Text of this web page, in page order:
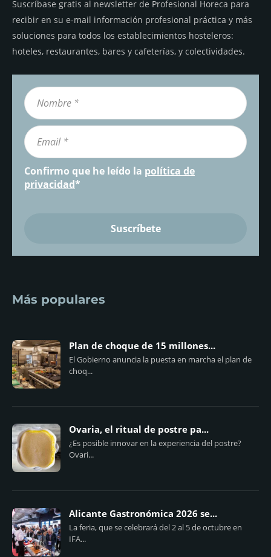
Suscríbase gratis al newsletter de Profesional Horeca para
recibir en su e-mail información profesional práctica y más
soluciones para todos los establecimientos hosteleros:
hoteles, restaurantes, bares y cafeterías, y colectividades.
Confirmo que he leído la política de
privacidad*
Más populares
Plan de choque de 15 millones...
El Gobierno anuncia la puesta en marcha el plan de
choq...
Ovaria, el ritual de postre pa...
¿Es posible innovar en la experiencia del postre?
Ovari...
Alicante Gastronómica 2026 se...
La feria, que se celebrará del 2 al 5 de octubre en
IFA...